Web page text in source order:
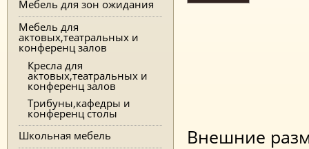
Мебель для зон ожидания
Мебель для
актовых,театральных и
конференц залов
Кресла для
актовых,театральных и
конференц залов
Трибуны,кафедры и
конференц столы
Школьная мебель
Внешние